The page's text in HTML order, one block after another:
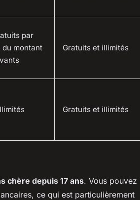
par
du montant
Gratuits et illimités
Gratuits et illimités
chère depuis 17 ans. Vous pouvez
ce qui est particulièrement